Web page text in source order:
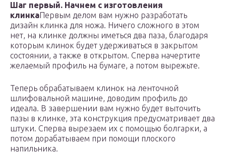
Шаг первый. Начнем с изготовления
клинкаПервым делом вам нужно разработать
дизайн клинка для ножа. Ничего сложного в этом
нет, на клинке должны иметься два паза, благодаря
которым клинок будет удерживаться в закрытом
состоянии, а также в открытом. Сперва начертите
желаемый профиль на бумаге, а потом вырежьте.
Теперь обрабатываем клинок на ленточной
шлифовальной машине, доводим профиль до
идеала. В завершении вам нужно будет выточить
пазы в клинке, эта конструкция предусматривает два
штуки. Сперва вырезаем их с помощью болгарки, а
потом дорабатываем при помощи плоского
напильника.